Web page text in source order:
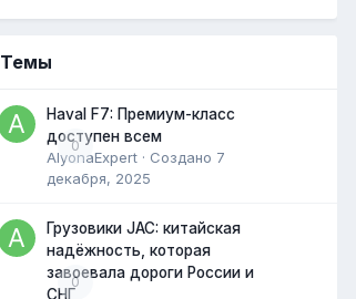
Темы
0
Haval F7: Премиум-класс
доступен всем
AlyonaExpert · Создано 7
декабря, 2025
0
Грузовики JAC: китайская
надёжность, которая
завоевала дороги России и
СНГ